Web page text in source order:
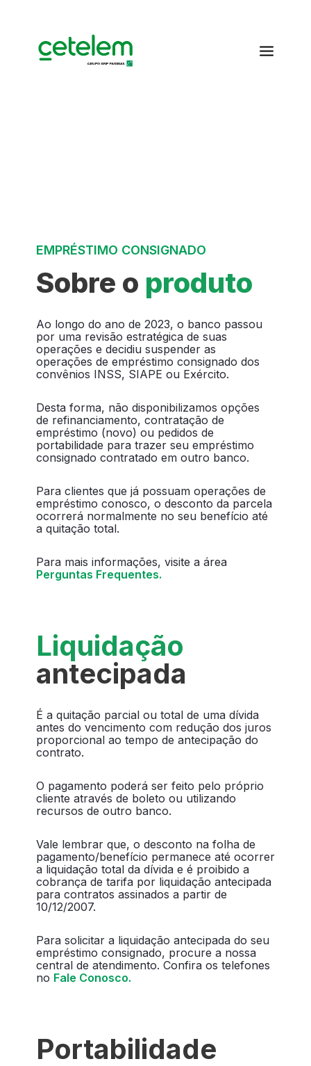
EMPRÉSTIMO CONSIGNADO
Sobre o produto
Ao longo do ano de 2023, o banco passou
por uma revisão estratégica de suas
operações e decidiu suspender as
operações de empréstimo consignado dos
convênios INSS, SIAPE ou Exército.
Desta forma, não disponibilizamos opções
de refinanciamento, contratação de
empréstimo (novo) ou pedidos de
portabilidade para trazer seu empréstimo
consignado contratado em outro banco.
Para clientes que já possuam operações de
empréstimo conosco, o desconto da parcela
ocorrerá normalmente no seu benefício até
a quitação total.
Para mais informações, visite a área
Perguntas Frequentes.
Liquidação
antecipada
É a quitação parcial ou total de uma dívida
antes do vencimento com redução dos juros
proporcional ao tempo de antecipação do
contrato.
O pagamento poderá ser feito pelo próprio
cliente através de boleto ou utilizando
recursos de outro banco.
Vale lembrar que, o desconto na folha de
pagamento/benefício permanece até ocorrer
a liquidação total da dívida e é proibido a
cobrança de tarifa por liquidação antecipada
para contratos assinados a partir de
10/12/2007.
Para solicitar a liquidação antecipada do seu
empréstimo consignado, procure a nossa
central de atendimento. Confira os telefones
no Fale Conosco.
Portabilidade